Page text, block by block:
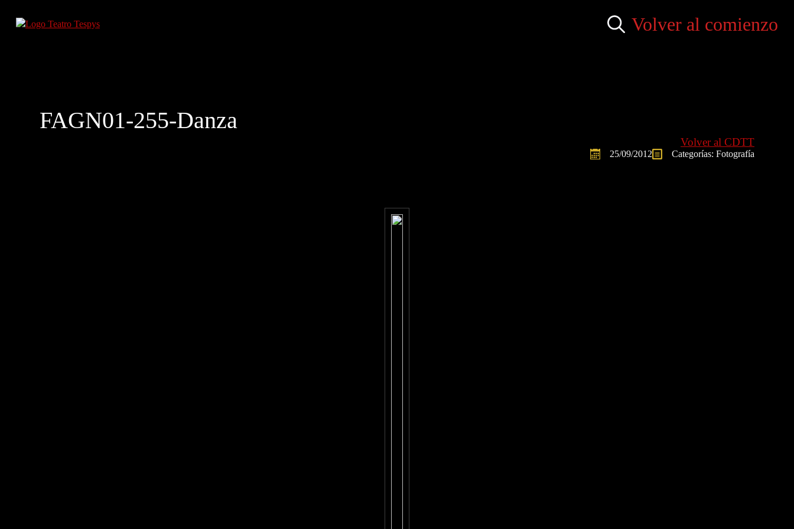
Volver al comienzo
FAGN01-255-Danza
Volver al CDTT
25/09/2012 Categorías: Fotografía